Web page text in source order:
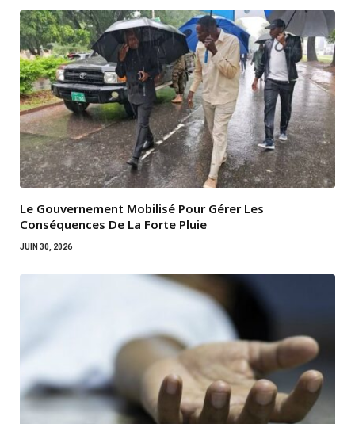
Le Gouvernement Mobilisé Pour Gérer Les
Conséquences De La Forte Pluie
JUIN 30, 2026